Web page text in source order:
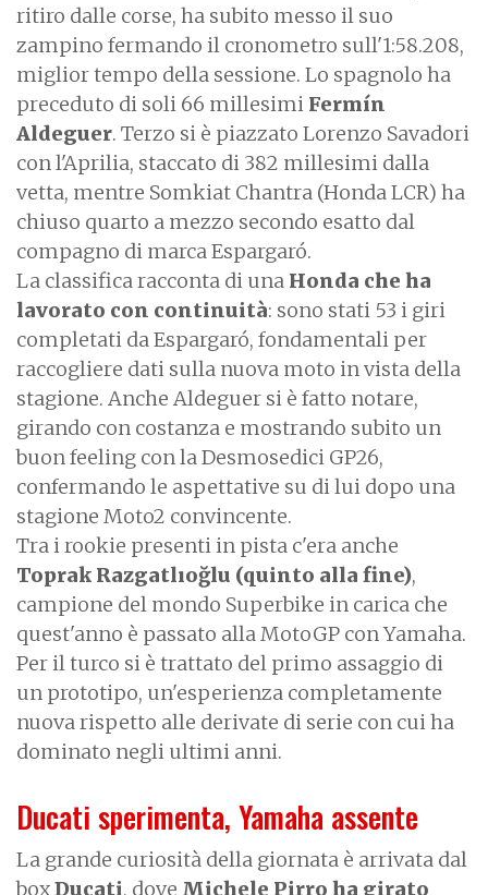
ritiro dalle corse, ha subito messo il suo
zampino fermando il cronometro sull'1:58.208,
miglior tempo della sessione. Lo spagnolo ha
preceduto di soli 66 millesimi Fermín
Aldeguer. Terzo si è piazzato Lorenzo Savadori
con l'Aprilia, staccato di 382 millesimi dalla
vetta, mentre Somkiat Chantra (Honda LCR) ha
chiuso quarto a mezzo secondo esatto dal
compagno di marca Espargaró.
La classifica racconta di una Honda che ha
lavorato con continuità: sono stati 53 i giri
completati da Espargaró, fondamentali per
raccogliere dati sulla nuova moto in vista della
stagione. Anche Aldeguer si è fatto notare,
girando con costanza e mostrando subito un
buon feeling con la Desmosedici GP26,
confermando le aspettative su di lui dopo una
stagione Moto2 convincente.
Tra i rookie presenti in pista c'era anche
Toprak Razgatlıoğlu (quinto alla fine),
campione del mondo Superbike in carica che
quest'anno è passato alla MotoGP con Yamaha.
Per il turco si è trattato del primo assaggio di
un prototipo, un'esperienza completamente
nuova rispetto alle derivate di serie con cui ha
dominato negli ultimi anni.
Ducati sperimenta, Yamaha assente
La grande curiosità della giornata è arrivata dal
boxDucati, dove Michele Pirro ha girato